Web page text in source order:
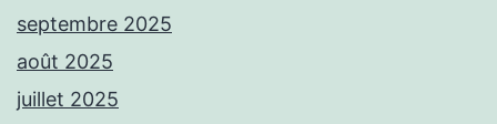
septembre 2025
août 2025
juillet 2025